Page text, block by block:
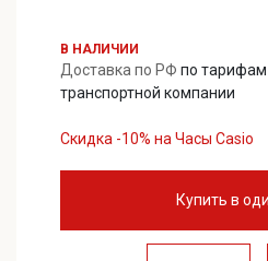
В НАЛИЧИИ
Доставка по РФ по
транспортной компании
Скидка -10% на Часы Casio
Купить в